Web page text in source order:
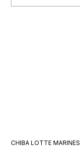
CHIBA LOTTE MARINES